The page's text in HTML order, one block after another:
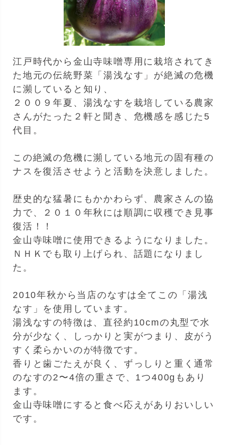
江戸時代から金山寺味噌専用に栽培されてき
た地元の伝統野菜「湯浅なす」が絶滅の危機
に瀕していると知り、
２００９年夏、湯浅なすを栽培している農家
さんがたった２軒と聞き、危機感を感じた5
代目。
この絶滅の危機に瀕している地元の固有種の
ナスを復活させようと活動を決意しました。
歴史的な猛暑にもかかわらず、農家さんの協
力で、２０１０年秋には順調に収穫でき見事
復活！！
金山寺味噌に使用できるようになりました。
ＮＨＫでも取り上げられ、話題になりまし
た。
2010年秋から当店のなすは全てこの「湯浅
なす」を使用しています。
湯浅なすの特徴は、直径約10cmの丸型で水
分が少なく、しっかりと実がつまり、皮がう
すく柔らかいのが特徴です。
香りと歯ごたえが良く、ずっしりと重く通常
のなすの2〜4倍の重さで、1つ400gもあり
ます。
金山寺味噌にすると食べ応えがありおいしい
です。